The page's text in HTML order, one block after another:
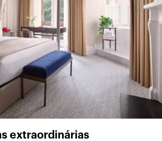
extraordinárias